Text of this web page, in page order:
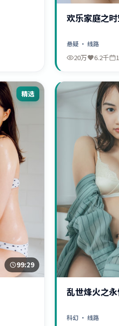
欢乐家庭之
悬疑· 线路
20万 6.2千
精选
99:29
乱世烽火之
科幻 · 线路